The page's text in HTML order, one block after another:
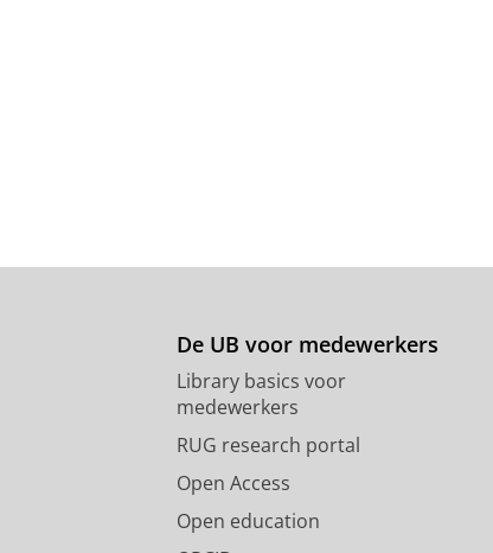
De UB voor medewerkers
Library basics voor
medewerkers
RUG research portal
Open Access
Open education